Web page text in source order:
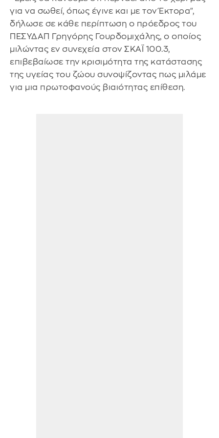
για να σωθεί, όπως έγινε και με τον Έκτορα",
δήλωσε σε κάθε περίπτωση ο πρόεδρος του
ΠΕΣΥΔΑΠ Γρηγόρης Γουρδομιχάλης, ο οποίος
μιλώντας εν συνεχεία στον ΣΚΑΪ 100.3,
επιβεβαίωσε την κρισιμότητα της κατάστασης
της υγείας του ζώου συνοψίζοντας πως μιλάμε
για μια πρωτοφανούς βιαιότητας επίθεση.